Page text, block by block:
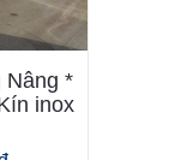
Nâng *
inox